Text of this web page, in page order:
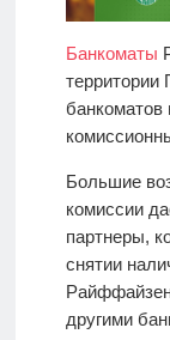
Банкоматы
территории
банкоматов
Большие
комиссии
партнеры,
снятии
другими